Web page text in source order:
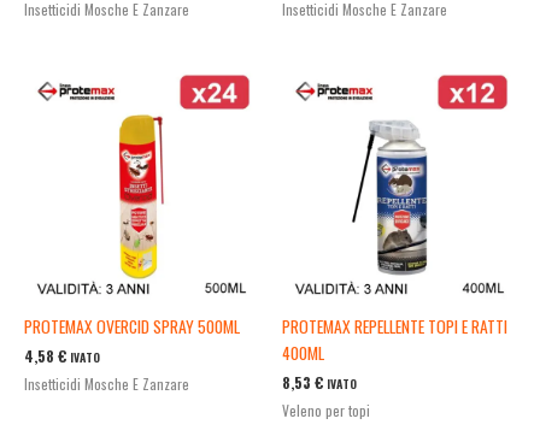
Insetticidi Mosche E Zanzare Insetticidi Mosche E Zanzare
PROTEMAX OVERCID SPRAY 500ML
4,58 € IVATO
Insetticidi Mosche E Zanzare
PROTEMAX REPELLENTE TOPI E RATTI
400ML
8,53 € IVATO
Veleno per topi